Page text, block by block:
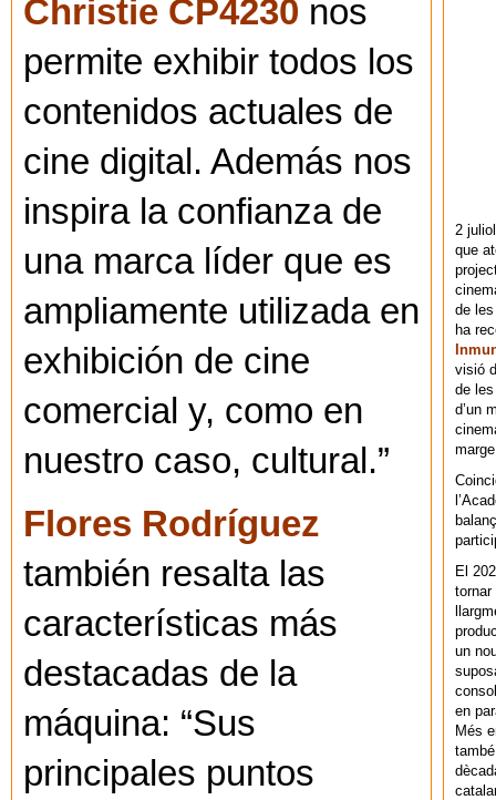
Christie CP4230 nos
permite exhibir todos los
contenidos actuales de
cine digital. Además nos
inspira la confianza de
una marca líder que es
ampliamente utilizada en
exhibición de cine
comercial y, como en
nuestro caso, cultural.”
Flores Rodríguez
también resalta las
características más
destacadas de la
máquina: “Sus
principales puntos
2
que
de
ha
visió
de
d’un
El
un
en
Més